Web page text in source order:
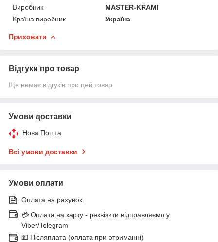
Виробник
MASTER-KRAMI
Країна виробник
Україна
Приховати
Відгуки про товар
Ще немає відгуків про цей товар
Умови доставки
Нова Пошта
Всі умови доставки
Умови оплати
Оплата на рахунок
💳 Оплата на карту - реквізити відправляємо у
Viber/Telegram
💵 Післяплата (оплата при отриманні)